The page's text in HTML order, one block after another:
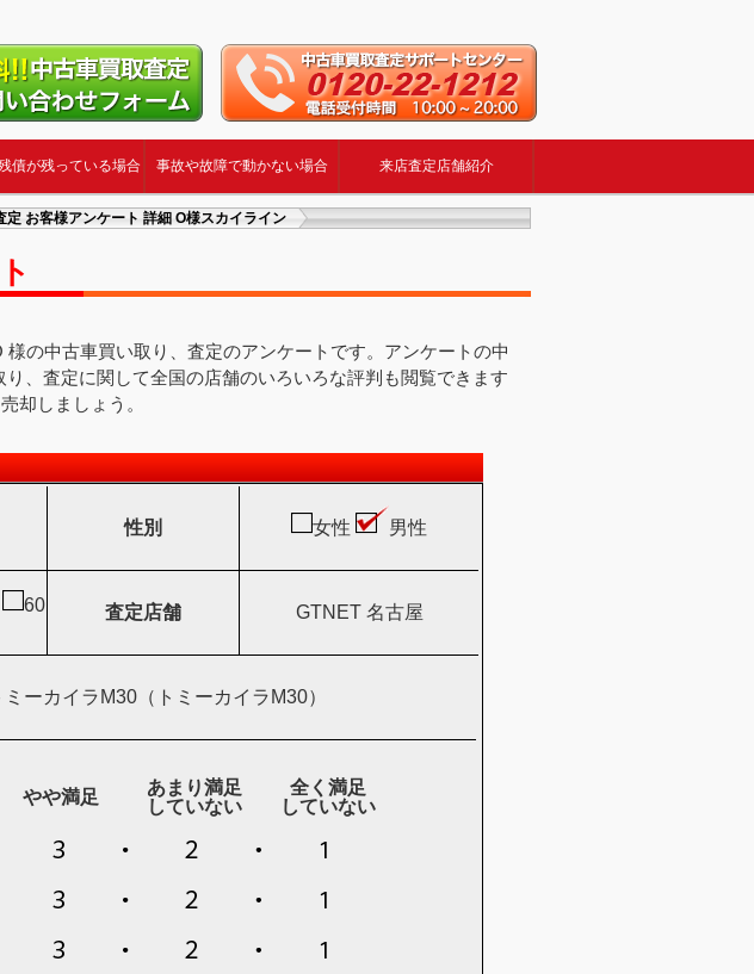
債が残っている場合 事故や故障で動かない場合 来店査定店舗紹介
定 お客様アンケート 詳細 O様スカイライン
の中古車買い取り、査定のアンケートです。アンケートの中
、査定に関して全国の店舗のいろいろな評判も閲覧できます
却しましょう。
性別 女性 男性
60
査定店舗 GTNET 名古屋
ーカイラM30（トミーカイラM30）
やや満足
あまり満足
していない
全く満足
していない